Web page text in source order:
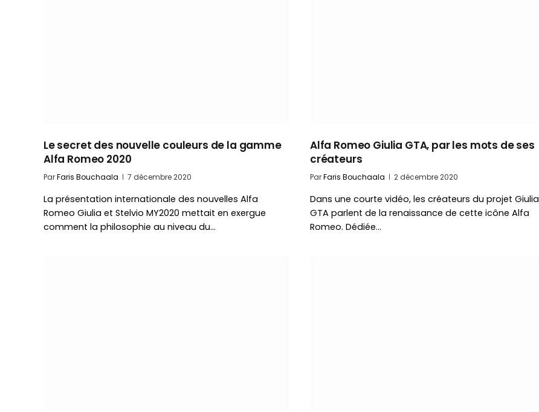
Le secret des nouvelle couleurs de la gamme
Alfa Romeo 2020
ParFaris Bouchaala 7 décembre 2020
La présentation internationale des nouvelles Alfa
Romeo Giulia et Stelvio MY2020 mettait en exergue
comment la philosophie au niveau du…
Alfa Romeo Giulia GTA, par les mots de ses
créateurs
ParFaris Bouchaala 2 décembre 2020
Dans une courte vidéo, les créateurs du projet Giulia
GTA parlent de la renaissance de cette icône Alfa
Romeo. Dédiée…